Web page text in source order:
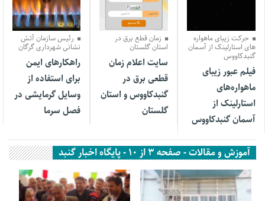
حرکت زیبای ماهواره
های استارلینک از آسمان
گنبدکاووس
فیلم عبور زیبای
ماهواره‌های
استارلینک از
آسمان گنبدکاووس
زمان قطع برق در
استان گلستان
سایت اعلام زمان
قطعی برق در‌
گنبدکاووس و استان
گلستان
20 آذر 1403
رئیس سازمان آتش
نشانی شهرداری گرگان
راهکارهای ایمن
برای استفاده از
وسایل گرمایشی در
فصل سرما
آموزش و مقالات - صفحه 3 از 10 - پایگاه اخبار گنبد